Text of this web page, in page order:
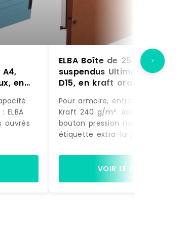
en
ELBA
ouvrés
ELBA Boîte de 25 dossiers
suspendus Ultimate A4, fond
D15, en kraft orange –
Pour armoire, entraxe de 330mm.
Kraft 240 g/m². Assemblage par
bouton pression métal. Porte-
étiquette extra-large (étiquettes
Marque : ELBA Délai de livraison :
jours ouvrésVOIR LE PRODUIT